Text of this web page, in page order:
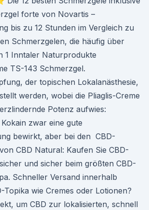
forte von Novartis –
bis zu 12 Stunden im Vergleich zu
Schmerzgelen, die häufig über
1 Inntaler Naturprodukte
TS-143 Schmerzgel.
der topischen Lokalanästhesie,
werden, wobei die Pliaglis-Creme
Potenz aufwies:
zwar eine gute
bewirkt, aber bei den CBD-
CBD Natural: Kaufen Sie CBD-
und sicher beim größten CBD-
Schneller Versand innerhalb
Topika wie Cremes oder Lotionen?
um CBD zur lokalisierten, schnell